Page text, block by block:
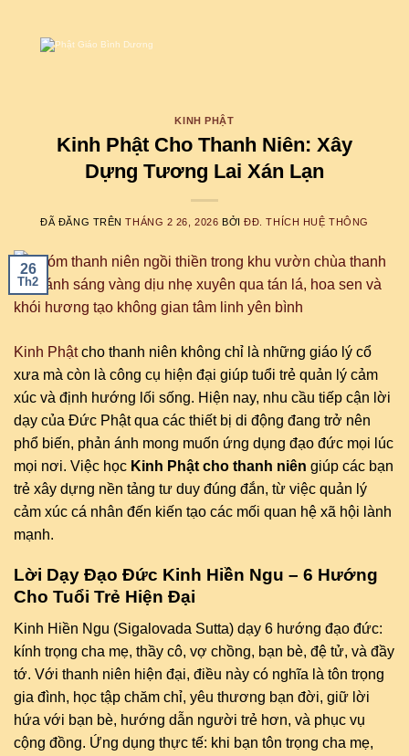
KINH PHẬT
Kinh Phật Cho Thanh Niên: Xây
Dựng Tương Lai Xán Lạn
ĐÃ ĐĂNG TRÊNTHÁNG 2 26, 2026 BỞIĐĐ. THÍCH HUỆ THÔNG
26
Th2
Kinh Phậtcho thanh niên không chỉ là những giáo lý cổ
xưa mà còn là công cụ hiện đại giúp tuổi trẻ quản lý cảm
xúc và định hướng lối sống. Hiện nay, nhu cầu tiếp cận lời
dạy của Đức Phật qua các thiết bị di động đang trở nên
phổ biến, phản ánh mong muốn ứng dụng đạo đức mọi lúc
mọi nơi. Việc học Kinh Phật cho thanh niên giúp các bạn
trẻ xây dựng nền tảng tư duy đúng đắn, từ việc quản lý
cảm xúc cá nhân đến kiến tạo các mối quan hệ xã hội lành
mạnh.
Lời Dạy Đạo Đức Kinh Hiền Ngu – 6 Hướng
Cho Tuổi Trẻ Hiện Đại
Kinh Hiền Ngu (Sigalovada Sutta) dạy 6 hướng đạo đức:
kính trọng cha mẹ, thầy cô, vợ chồng, bạn bè, đệ tử, và đầy
tớ. Với thanh niên hiện đại, điều này có nghĩa là tôn trọng
gia đình, học tập chăm chỉ, yêu thương bạn đời, giữ lời
hứa với bạn bè, hướng dẫn người trẻ hơn, và phục vụ
cộng đồng. Ứng dụng thực tế: khi bạn tôn trọng cha mẹ,